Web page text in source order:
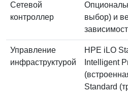
Сетевой
контроллер
выбор) и
Управление
инфраструктурой
HPE iLO
Intelligent
Standard